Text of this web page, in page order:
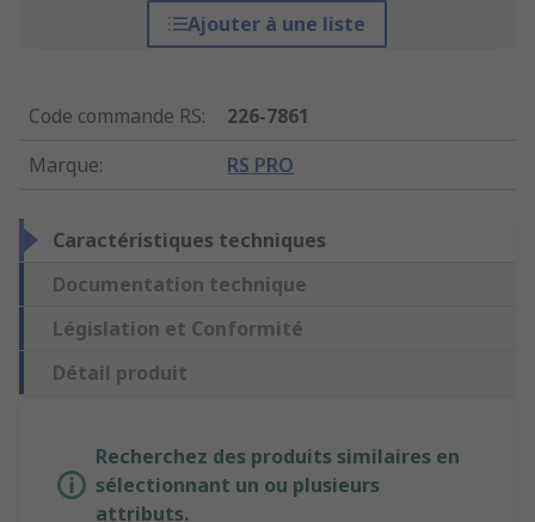
Ajouter à une liste
Code commande RS:
226-7861
Marque: RS PRO
Caractéristiques techniques
Documentation technique
Législation et Conformité
Détail produit
Recherchez des produits similaires en
sélectionnant un ou plusieurs
attributs.